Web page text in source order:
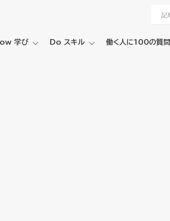
学び Do スキル 働く人に100の質問